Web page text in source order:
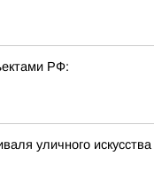
РФ:
уличного